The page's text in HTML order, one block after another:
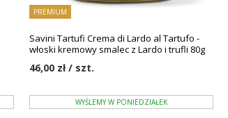
PREMIUM
Savini Tartufi Crema di Lardo al Tartufo -
włoski kremowy smalec z Lardo i trufli 80g
46,00 zł / szt.
WYŚLEMY W PONIEDZIAŁEK